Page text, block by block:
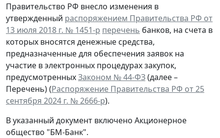
Правительство РФ внесло изменения в
утвержденный распоряжением Правительства РФ от
13 июля 2018 г. № 1451-р перечень банков, на счета в
которых вносятся денежные средства,
предназначенные для обеспечения заявок на
участие в электронных процедурах закупок,
предусмотренныхЗаконом № 44-ФЗ(далее –
Перечень) (Распоряжение Правительства РФ от 25
сентября 2024 г. № 2666-р).
В указанный документ включено Акционерное
общество "БМ-Банк".